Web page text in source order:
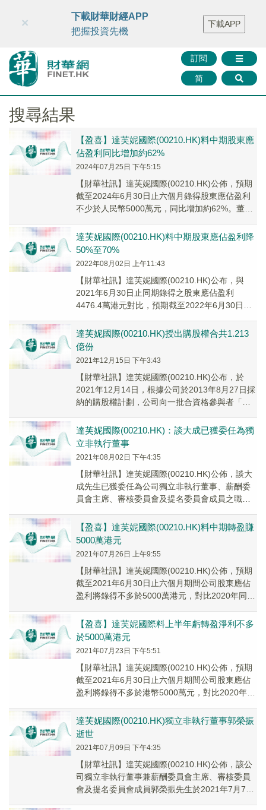
財華智庫網 FINTV FINMETA 財華證券 媒體矩陣
智庫沙龍
聯絡我們
訂閱
简
×
下載財華財經APP
把握投資先機
下載APP
搜尋結果
【盈喜】達芙妮國際(00210.HK)料中期股東應
佔盈利同比增加約62%
2024年07月25日 下午5:15
【財華社訊】達芙妮國際(00210.HK)公佈，預期
截至2024年6月30日止六個月錄得股東應佔盈利
不少於人民幣5000萬元，同比增加約62%。董事
達芙妮國際(00210.HK)料中期股東應佔盈利降
50%至70%
2022年08月02日 上午11:43
【財華社訊】達芙妮國際(00210.HK)公布，與
2021年6月30日止同期錄得之股東應佔盈利
4476.4萬港元對比，預期截至2022年6月30日止
達芙妮國際(00210.HK)授出購股權合共1.213
億份
2021年12月15日 下午3:43
【財華社訊】達芙妮國際(00210.HK)公布，於
2021年12月14日，根據公司於2013年8月27日採
納的購股權計劃，公司向一批合資格參與者「承
達芙妮國際(00210.HK)：談大成已獲委任為獨
立非執行董事
2021年08月02日 下午4:35
【財華社訊】達芙妮國際(00210.HK)公佈，談大
成先生已獲委任為公司獨立非執行董事、薪酬委
員會主席、審核委員會及提名委員會成員之職
【盈喜】達芙妮國際(00210.HK)料中期轉盈賺
5000萬港元
2021年07月26日 上午9:55
【財華社訊】達芙妮國際(00210.HK)公佈，預期
截至2021年6月30日止六個月期間公司股東應佔
盈利將錄得不多於5000萬港元，對比2020年同期
【盈喜】達芙妮國際料上半年虧轉盈淨利不多
於5000萬港元
2021年07月23日 下午5:51
【財華社訊】達芙妮國際(00210.HK)公佈，預期
截至2021年6月30日止六個月期間公司股東應佔
盈利將錄得不多於港幣5000萬元，對比2020年同
達芙妮國際(00210.HK)獨立非執行董事郭榮振
逝世
2021年07月09日 下午4:35
【財華社訊】達芙妮國際(00210.HK)公佈，該公
司獨立非執行董事兼薪酬委員會主席、審核委員
會及提名委員會成員郭榮振先生於2021年7月7日